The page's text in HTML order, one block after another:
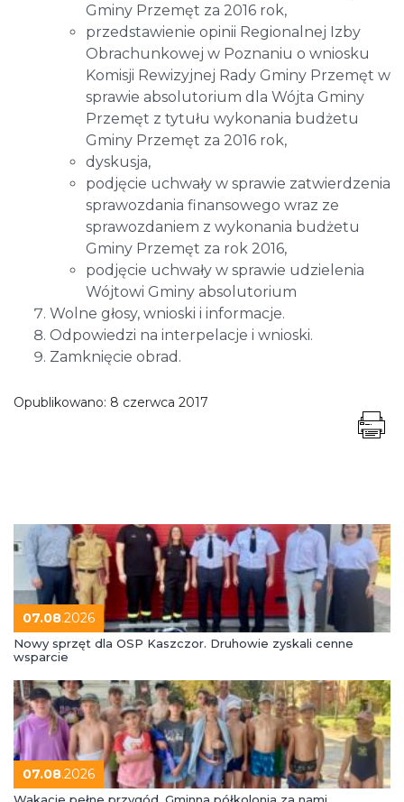
Gminy Przemęt za 2016 rok,
przedstawienie opinii Regionalnej Izby
Obrachunkowej w Poznaniu o wniosku
Komisji Rewizyjnej Rady Gminy Przemęt w
sprawie absolutorium dla Wójta Gminy
Przemęt z tytułu wykonania budżetu
Gminy Przemęt za 2016 rok,
dyskusja,
podjęcie uchwały w sprawie zatwierdzenia
sprawozdania finansowego wraz ze
sprawozdaniem z wykonania budżetu
Gminy Przemęt za rok 2016,
podjęcie uchwały w sprawie udzielenia
Wójtowi Gminy absolutorium
Wolne głosy, wnioski i informacje.
Odpowiedzi na interpelacje i wnioski.
Zamknięcie obrad.
Opublikowano: 8 czerwca 2017
07.08.2026
Nowy sprzęt dla OSP Kaszczor. Druhowie zyskali cenne
wsparcie
07.08.2026
Wakacje pełne przygód. Gminna półkolonia za nami